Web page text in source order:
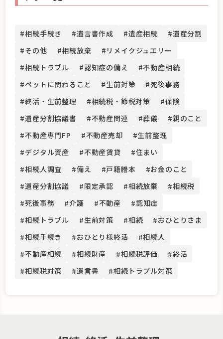
#相続手続き #遺言書作成 #遺産相続
#遺産分割
#その他
#相続放棄
#リメイクジュエリー
#相続トラブル
#認知症の備え
#不動産相続
#ペットに関わること
#生前対策
#死後事務
#終活・生前整理
#相続税・節税対策
#保険
#遺産分割協議書
#不動産関連 #葬儀
#親のこと
#不動産専門FP
#不動産売却
#生前整理
#デジタル資産
#不動産賃貸
#住まい
#相続人調査
#備え #戸籍謄本
#お金のこと
#遺産分割協議
#限定承認 #相続放棄
#相続税
#死後事務
#介護 #不動産
#認知症
#相続トラブル
#生前対策 #相続
#おひとりさま
#相続手続き
#おひとり様終活
#相続人
#不動産相続
#相続財産 #相続税評価
#終活
#相続税対策
#遺言書 #相続トラブル対策